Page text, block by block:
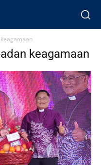
keagamaan